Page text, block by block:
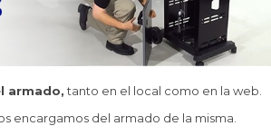
armado,tanto en el local como en la web.
encargamos del armado de la misma.